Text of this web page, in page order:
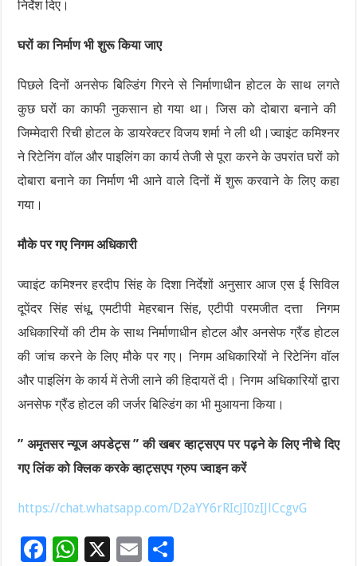
निर्देश दिए।
घरों का निर्माण भी शुरू किया जाए
पिछले दिनों अनसेफ बिल्डिंग गिरने से निर्माणाधीन होटल के साथ लगते
कुछ घरों का काफी नुकसान हो गया था। जिस को दोबारा बनाने की
जिम्मेदारी रिची होटल के डायरेक्टर विजय शर्मा ने ली थी।ज्वाइंट कमिश्नर
ने रिटेनिंग वॉल और पाइलिंग का कार्य तेजी से पूरा करने के उपरांत घरों को
दोबारा बनाने का निर्माण भी आने वाले दिनों में शुरू करवाने के लिए कहा
गया।
मौके पर गए निगम अधिकारी
ज्वाइंट कमिश्नर हरदीप सिंह के दिशा निर्देशों अनुसार आज एस ई सिविल
दूपेंदर सिंह संधू, एमटीपी मेहरबान सिंह, एटीपी परमजीत दत्ता निगम
अधिकारियों की टीम के साथ निर्माणाधीन होटल और अनसेफ ग्रैंड होटल
की जांच करने के लिए मौके पर गए। निगम अधिकारियों ने रिटेनिंग वॉल
और पाइलिंग के कार्य में तेजी लाने की हिदायतें दी। निगम अधिकारियों द्वारा
अनसेफ ग्रैंड होटल की जर्जर बिल्डिंग का भी मुआयना किया।
” अमृतसर न्यूज अपडेट्स ” की खबर व्हाट्सएप पर पढ़ने के लिए नीचे दिए
गए लिंक को क्लिक करके व्हाट्सएप ग्रुप ज्वाइन करें
https://chat.whatsapp.com/D2aYY6rRIcJI0zIJlCcgvG
F
W X
E